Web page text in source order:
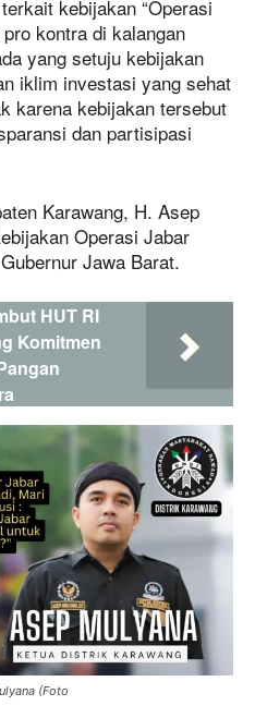
kebijakan “Operasi
kontra di kalangan
yang setuju kebijakan
iklim investasi yang sehat
karena kebijakan tersebut
dan partisipasi
Karawang, H. Asep
Operasi Jabar
Jawa Barat.
HUT RI
Komitmen
(Foto